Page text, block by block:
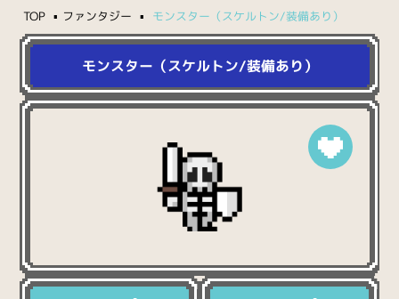
TOP ファンタジー モンスター（スケルトン/装備あり）
モンスター（スケルトン/装備あり）